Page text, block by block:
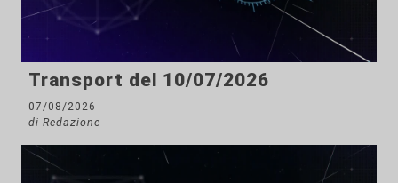
Transport del 10/07/2026
07/08/2026
di Redazione